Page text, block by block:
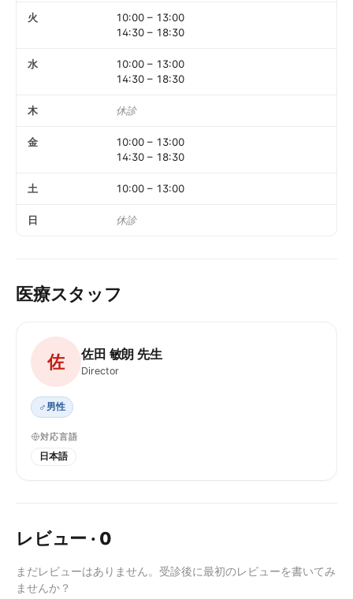
火 10:00 – 13:00
14:30 – 18:30
水 10:00 – 13:00
14:30 – 18:30
木 休診
金 10:00 – 13:00
14:30 – 18:30
土 10:00 – 13:00
日 休診
医療スタッフ
佐 佐田 敏朗 先生
Director
♂ 男性
対応言語
日本語
レビュー · 0
まだレビューはありません。受診後に最初のレビューを書いてみ
ませんか？